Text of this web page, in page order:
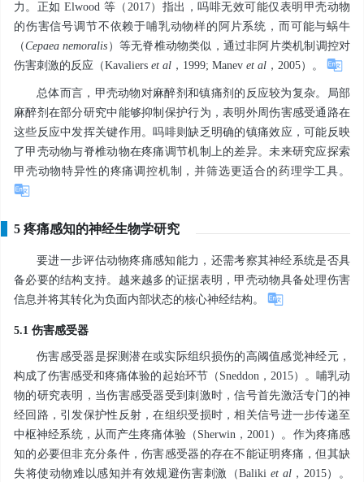
力。正如 Elwood 等（2017）指出，吗啡无效可能仅表明甲壳动物
的伤害信号调节不依赖于哺乳动物样的阿片系统，而可能与蜗牛
（Cepaea nemoralis ）等无脊椎动物类似，通过非阿片类机制调控对
伤害刺激的反应（Kavaliers et al ，1999; Manev et al ，2005）。
总体而言，甲壳动物对麻醉剂和镇痛剂的反应较为复杂。局部
麻醉剂在部分研究中能够抑制保护行为，表明外周伤害感受通路在
这些反应中发挥关键作用。吗啡则缺乏明确的镇痛效应，可能反映
了甲壳动物与脊椎动物在疼痛调节机制上的差异。未来研究应探索
甲壳动物特异性的疼痛调控机制，并筛选更适合的药理学工具。
5 疼痛感知的神经生物学研究
要进一步评估动物疼痛感知能力，还需考察其神经系统是否具
备必要的结构支持。越来越多的证据表明，甲壳动物具备处理伤害
信息并将其转化为负面内部状态的核心神经结构。
5.1 伤害感受器
伤害感受器是探测潜在或实际组织损伤的高阈值感觉神经元，
构成了伤害感受和疼痛体验的起始环节（Sneddon，2015）。哺乳动
物的研究表明，当伤害感受器受到刺激时，信号首先激活专门的神
经回路，引发保护性反射，在组织受损时，相关信号进一步传递至
中枢神经系统，从而产生疼痛体验（Sherwin，2001）。作为疼痛感
知的必要但非充分条件，伤害感受器的存在不能证明疼痛，但其缺
失将使动物难以感知并有效规避伤害刺激（Baliki et al，2015）。